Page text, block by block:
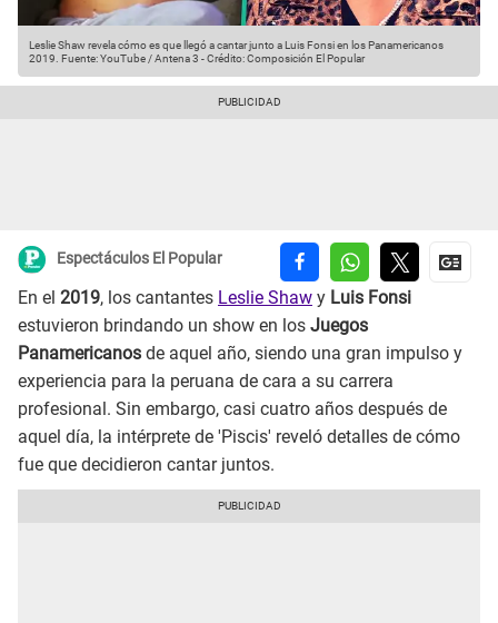
Leslie Shaw revela cómo es que llegó a cantar junto a Luis Fonsi en los Panamericanos
2019. Fuente: YouTube / Antena 3 -Crédito: Composición El Popular
Espectáculos El Popular
En el 2019, los cantantes Leslie Shaw y Luis Fonsi
estuvieron brindando un show en los Juegos
Panamericanos de aquel año, siendo una gran impulso y
experiencia para la peruana de cara a su carrera
profesional. Sin embargo, casi cuatro años después de
aquel día, la intérprete de 'Piscis' reveló detalles de cómo
fue que decidieron cantar juntos.